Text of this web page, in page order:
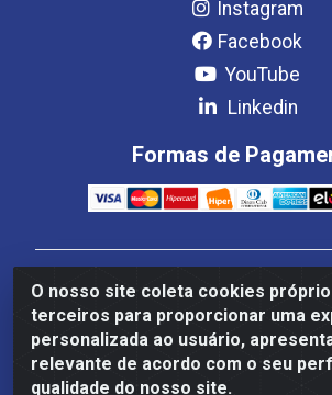
O nosso site coleta cookies
terceiros para proporcionar uma
personalizada ao usuário,
relevante de acordo com o seu
qualidade do nosso site.
Instagram
Facebook
YouTube
Linkedin
Formas de
Estrela Distribuição LTDA - CNPJ
Setor Setor de Industria Qi 22 Lt 7, 9,
S/NC - Setor Industrial Ceilândia,
72265-220